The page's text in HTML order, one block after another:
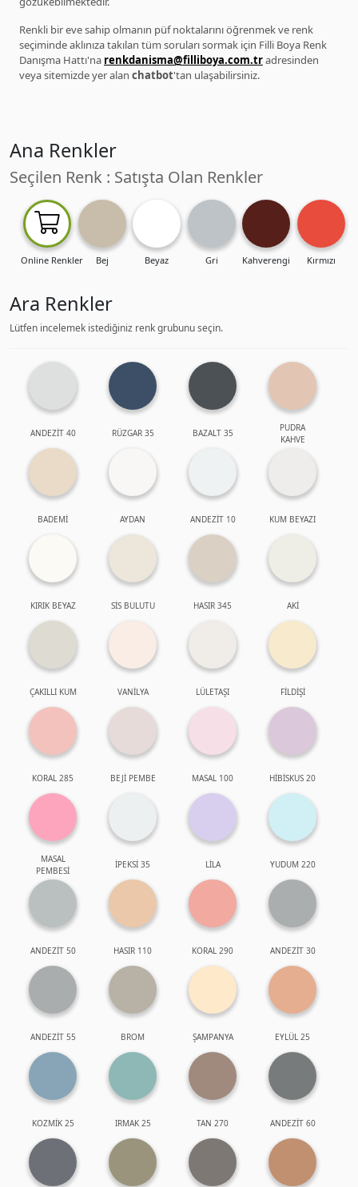
Renkli bir eve sahip olmanın püf noktalarını öğrenmek ve renk
seçiminde aklınıza takılan tüm soruları sormak için Filli Boya Renk
Danışma Hattı'na renkdanisma@filliboya.com.tradresinden
veya sitemizde yer alan chatbot'tan ulaşabilirsiniz.
Ana Renkler
Seçilen Renk : Satışta Olan Renkler
Online Renkler Bej Beyaz Gri Kahverengi Kırmızı
Ara Renkler
Lütfen incelemek istediğiniz renk grubunu seçin.
ANDEZİT 40 RÜZGAR 35 BAZALT 35
PUDRA
KAHVE
BADEMİ AYDAN ANDEZİT 10 KUM BEYAZI
KIRIK BEYAZ SİS BULUTU HASIR 345 AKİ
ÇAKILLI KUM VANİLYA LÜLETAŞI FİLDİŞİ
KORAL 285 BEJİ PEMBE MASAL 100 HİBİSKUS 20
MASAL
PEMBESİ
İPEKSİ 35 LİLA YUDUM 220
ANDEZİT 50 HASIR 110 KORAL 290 ANDEZİT 30
ANDEZİT 55 BROM ŞAMPANYA EYLÜL 25
KOZMİK 25 IRMAK 25 TAN 270 ANDEZİT 60